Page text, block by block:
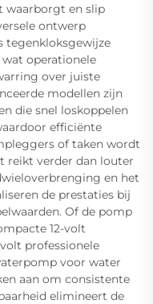
waarborgt en slip
ontwerp
tegenkloksgewijze
operationele
over juiste
modellen zijn
die snel loskoppelen
efficiënte
of taken wordt
reikt verder dan louter
en het
de prestaties bij
Of de pomp
12-volt
professionele
voor water
aan om consistente
elimineert de